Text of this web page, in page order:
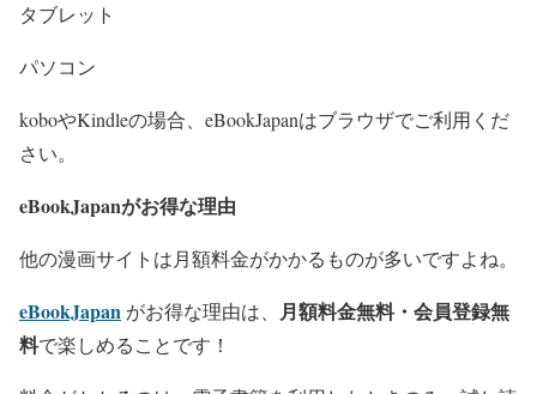
タブレット
パソコン
koboやKindleの場合、eBookJapanはブラウザでご利用くだ
さい。
eBookJapanがお得な理由
他の漫画サイトは月額料金がかかるものが多いですよね。
eBookJapan がお得な理由は、 月額料金無料・会員登録無
料で楽しめることです！